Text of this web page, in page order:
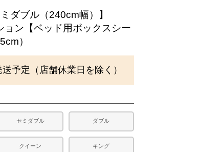
ダブル（240cm幅）】
ョン【ベッド用ボックスシー
）
予定（店舗休業日を除く）
セミダブル ダブル
クイーン キング